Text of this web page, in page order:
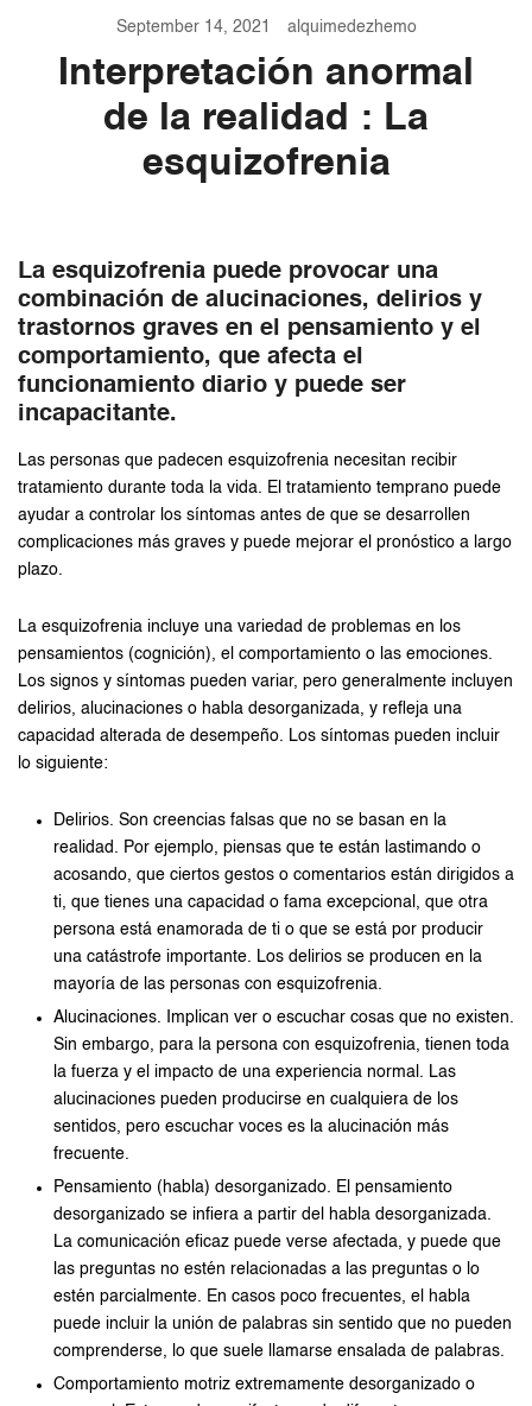
September 14, 2021 alquimedezhemo
Interpretación anormal
de la realidad : La
esquizofrenia
La esquizofrenia puede provocar una
combinación de alucinaciones, delirios y
trastornos graves en el pensamiento y el
comportamiento, que afecta el
funcionamiento diario y puede ser
incapacitante.
Las personas que padecen esquizofrenia necesitan recibir
tratamiento durante toda la vida. El tratamiento temprano puede
ayudar a controlar los síntomas antes de que se desarrollen
complicaciones más graves y puede mejorar el pronóstico a largo
plazo.
La esquizofrenia incluye una variedad de problemas en los
pensamientos (cognición), el comportamiento o las emociones.
Los signos y síntomas pueden variar, pero generalmente incluyen
delirios, alucinaciones o habla desorganizada, y refleja una
capacidad alterada de desempeño. Los síntomas pueden incluir
lo siguiente:
Delirios. Son creencias falsas que no se basan en la
realidad. Por ejemplo, piensas que te están lastimando o
acosando, que ciertos gestos o comentarios están dirigidos a
ti, que tienes una capacidad o fama excepcional, que otra
persona está enamorada de ti o que se está por producir
una catástrofe importante. Los delirios se producen en la
mayoría de las personas con esquizofrenia.
Alucinaciones. Implican ver o escuchar cosas que no existen.
Sin embargo, para la persona con esquizofrenia, tienen toda
la fuerza y el impacto de una experiencia normal. Las
alucinaciones pueden producirse en cualquiera de los
sentidos, pero escuchar voces es la alucinación más
frecuente.
Pensamiento (habla) desorganizado. El pensamiento
desorganizado se infiera a partir del habla desorganizada.
La comunicación eficaz puede verse afectada, y puede que
las preguntas no estén relacionadas a las preguntas o lo
estén parcialmente. En casos poco frecuentes, el habla
puede incluir la unión de palabras sin sentido que no pueden
comprenderse, lo que suele llamarse ensalada de palabras.
Comportamiento motriz extremamente desorganizado o